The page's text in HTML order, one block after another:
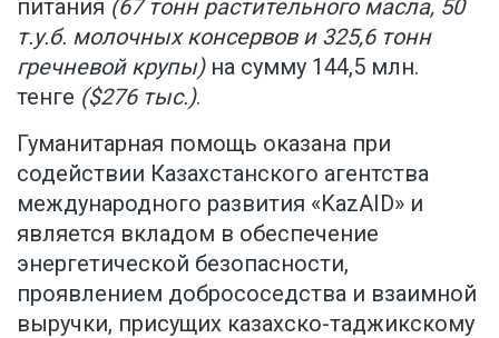
питания (67 тонн растительного масла, 50
т.у.б. молочных консервов и 325,6 тонн
гречневой крупы)на сумму 144,5 млн.
тенге ($276 тыс.).
Гуманитарная помощь оказана при
содействии Казахстанского агентства
международного развития «KazAID» и
является вкладом в обеспечение
энергетической безопасности,
проявлением добрососедства и взаимной
выручки, присущих казахско-таджикскому